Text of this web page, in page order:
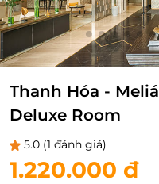
Thanh Hóa -
Deluxe Room
5.0 (1 đánh giá)
1.220.000 đ